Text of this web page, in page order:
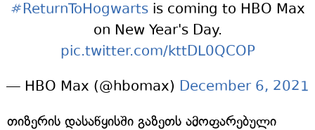
#ReturnToHogwartsis coming to HBO Max
on New Year's Day.
pic.twitter.com/kttDL0QCOP
— HBO Max (@hbomax) December 6, 2021
თიზერის დასაწყისში გაზეთს ამოფარებული